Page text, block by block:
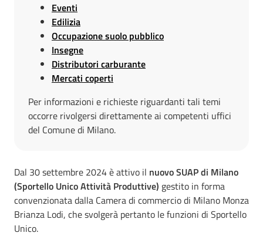
Eventi
Edilizia
Occupazione suolo pubblico
Insegne
Distributori carburante
Mercati coperti
Per informazioni e richieste riguardanti tali temi
occorre rivolgersi direttamente ai competenti uffici
del Comune di Milano.
Dal 30 settembre 2024 è attivo il nuovo SUAP di Milano
(Sportello Unico Attività Produttive) gestito in forma
convenzionata dalla Camera di commercio di Milano Monza
Brianza Lodi, che svolgerà pertanto le funzioni di Sportello
Unico.